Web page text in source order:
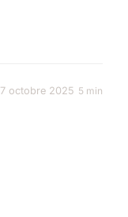
7 octobre 2025 5 min